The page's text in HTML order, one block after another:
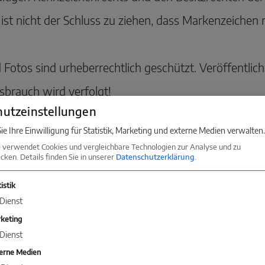
nicht der Schluss zu ziehen, dass
Fotos sind urheberrechtlich geschützt.
wird verfolgt!
Sie jetzt Kontakt mit einer Niederlassung in Ihrer
Ihre Einwilligung für Statistik, Marketing und externe Medien verwalten.
Cookies und vergleichbare Technologien zur Analyse und zu
Details finden Sie in unserer Datenschutzerklärung
Dienst
Dienst
Medien